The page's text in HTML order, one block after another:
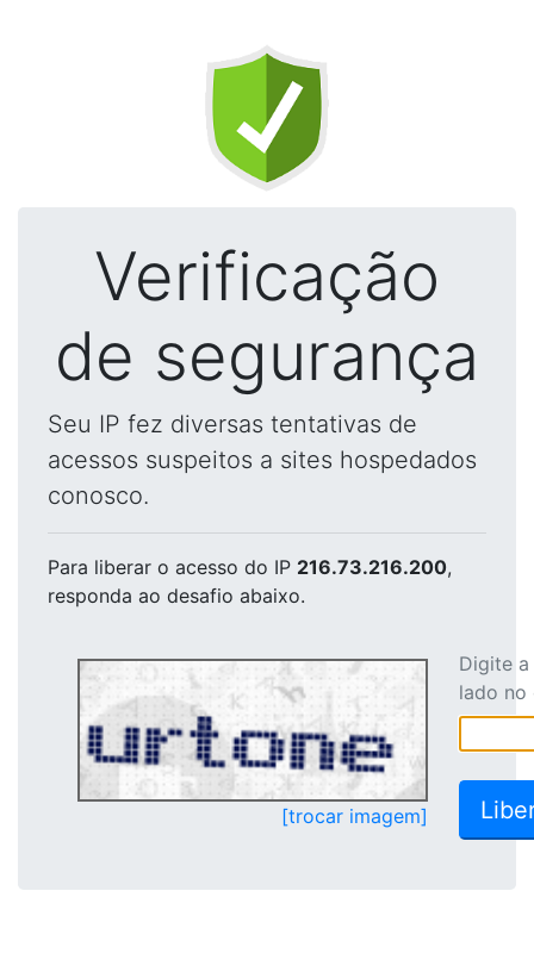
Verificação
de segurança
Seu IP fez diversas tentativas de
acessos suspeitos a sites hospedados
conosco.
Para liberar o acesso do IP 216.73.216.200,
responda ao desafio abaixo.
[trocar imagem]
Digite
lado no